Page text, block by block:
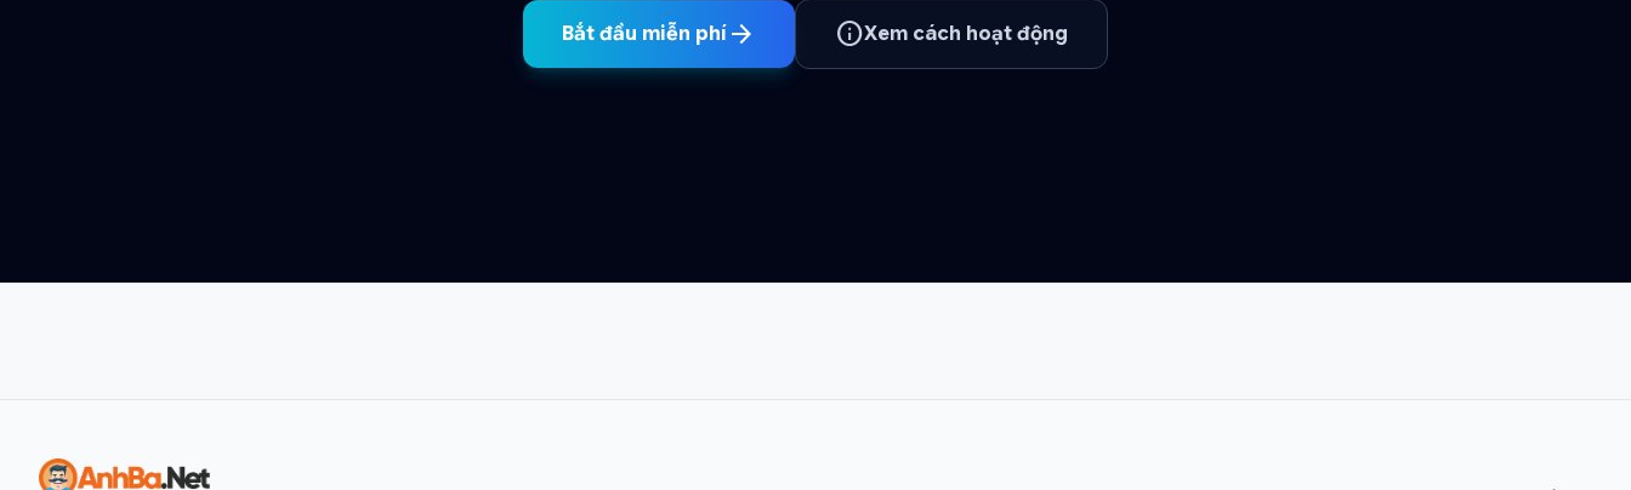
Bắt đầu miễn phí arrow_forward infoXem cách hoạt động